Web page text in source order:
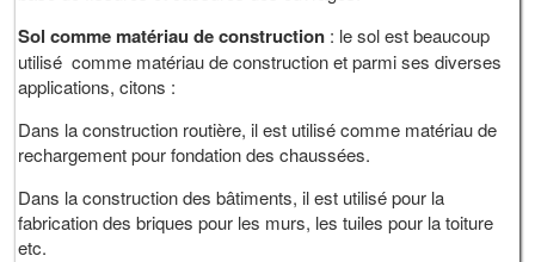
Sol comme matériau de construction : le sol est beaucoup
utilisé comme matériau de construction et parmi ses diverses
applications, citons :
Dans la construction routière, il est utilisé comme matériau de
rechargement pour fondation des chaussées.
Dans la construction des bâtiments, il est utilisé pour la
fabrication des briques pour les murs, les tuiles pour la toiture
etc.